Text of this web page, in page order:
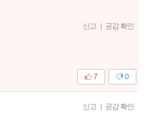
신고 | 공감 확인
0
7
신고 | 공감 확인